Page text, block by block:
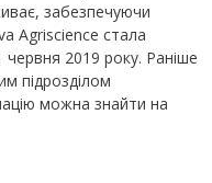
забезпечуючи
Agriscience стала
2019 року. Раніше
підрозділом
можна знайти на